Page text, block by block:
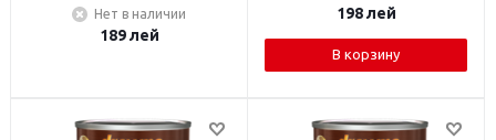
Нет в наличии
189лей
198лей
В корзину